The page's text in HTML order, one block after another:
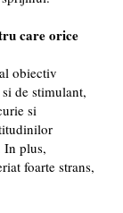
care orice
obiectiv
de stimulant,
si
In plus,
foarte strans,